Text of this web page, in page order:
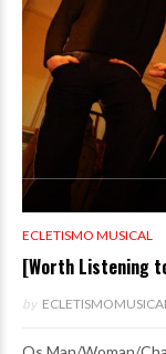
ECLETISMO MUSICAL
[Worth Listening
by ECLETISMOMUSICAL